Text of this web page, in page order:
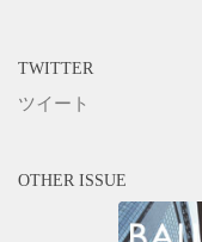
TWITTER
ツイート
OTHER ISSUE